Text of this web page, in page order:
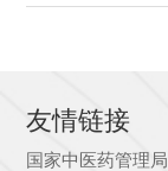
友情链接
国家中医药管理局